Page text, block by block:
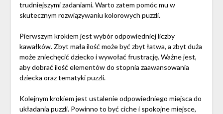
trudniejszymi zadaniami. Warto zatem pomóc mu w
skutecznym rozwiązywaniu kolorowych puzzli.
Pierwszym krokiem jest wybór odpowiedniej liczby
kawałków. Zbyt mała ilość może być zbyt łatwa, a zbyt duża
może zniechęcić dziecko i wywołać frustrację. Ważne jest,
aby dobrać ilość elementów do stopnia zaawansowania
dziecka oraz tematyki puzzli.
Kolejnym krokiem jest ustalenie odpowiedniego miejsca do
układania puzzli. Powinno to być ciche i spokojne miejsce,